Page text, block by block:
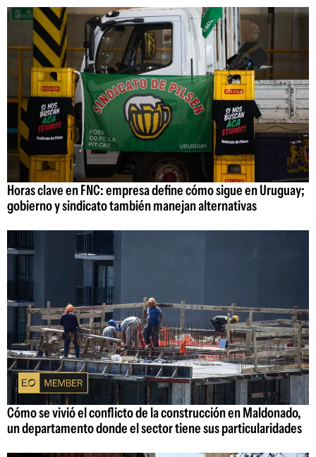
Horas clave en FNC: empresa define cómo sigue en Uruguay;
gobierno y sindicato también manejan alternativas
Cómo se vivió el conflicto de la construcción en Maldonado,
un departamento donde el sector tiene sus particularidades